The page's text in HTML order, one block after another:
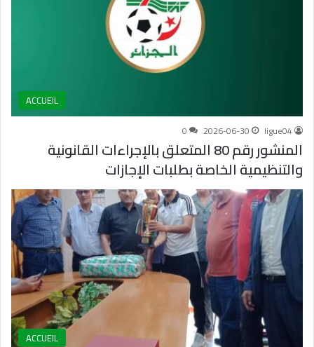
ACCUEIL
ligue04
2026-06-30
0
المنشور رقم 80 المتعلق بالإجراءات القانونية
والتنظيمية الخاصة بطلبات الإجازات
ACCUEIL